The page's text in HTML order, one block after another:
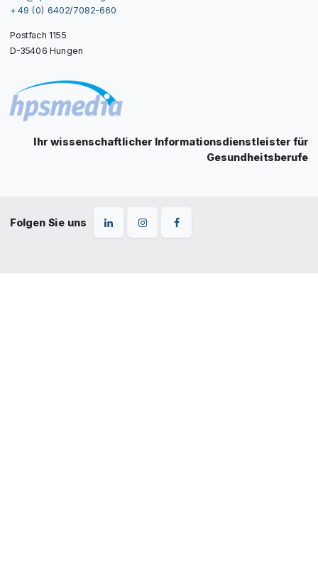
+ 49 (0) 6402/7082-660
Postfach 1155
D-35406 Hungen
Ihr wissenschaftlicher Informationsdienstleister für
Gesundheitsberufe
Folgen Sie uns